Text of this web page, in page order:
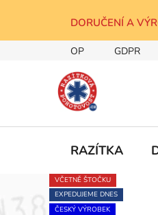
obsah
DORUČENÍ A
OP GDPR
RAZÍTKA
VČETNĚ ŠTOČKU
EXPEDUJEME DNES
ČESKÝ VÝROBEK